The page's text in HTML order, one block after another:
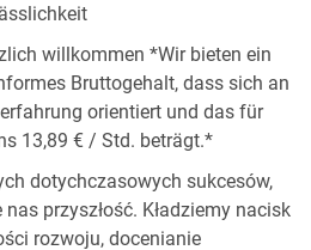
willkommen *Wir bieten ein
Bruttogehalt, dass sich an
orientiert und das für
13,89 € / Std. beträgt.*
dotychczasowych sukcesów,
przyszłość. Kładziemy nacisk
rozwoju, docenianie